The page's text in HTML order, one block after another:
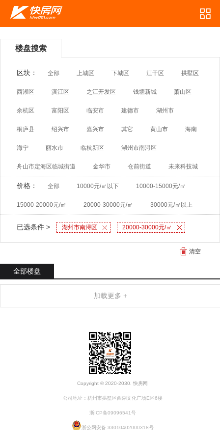
楼盘搜索
区块： 全部 上城区 下城区 江干区 拱墅区
西湖区 滨江区 之江开发区 钱塘新城 萧山区
余杭区 富阳区 临安市 建德市 湖州市
桐庐县 绍兴市 嘉兴市 其它 黄山市 海南
海宁 丽水市 临杭新区 湖州市南浔区
舟山市定海区临城街道 金华市 仓前街道 未来科技城
价格： 全部 10000元/㎡以下 10000-15000元/㎡
15000-20000元/㎡ 20000-30000元/㎡ 30000元/㎡以上
已选条件 > 湖州市南浔区 20000-30000元/㎡
清空
全部楼盘
加载更多 +
Copyright © 2020-2030. 快房网
公司地址：杭州市拱墅区西湖文化广场E区6楼
浙ICP备09096541号
浙公网安备 33010402000318号